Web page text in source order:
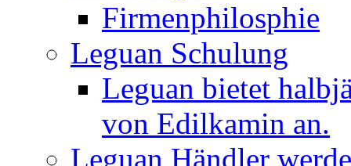
Firmenphilosphie
Leguan Schulung
Leguan bietet
von Edilkamin an.
Leguan Händler